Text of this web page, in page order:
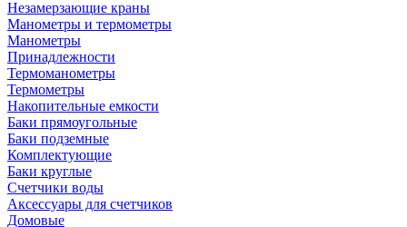
Незамерзающие краны
Манометры и термометры
Манометры
Принадлежности
Термоманометры
Термометры
Накопительные емкости
Баки прямоугольные
Баки подземные
Комплектующие
Баки круглые
Счетчики воды
Аксессуары для счетчиков
Домовые